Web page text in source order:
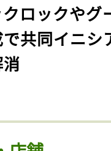
クロックやグ
共同イニシ